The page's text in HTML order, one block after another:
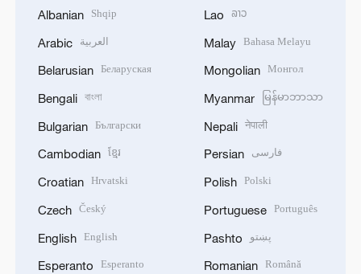
Albanian Shqip
Arabic العربية
Belarusian Беларуская
Bengali বাংলা
Bulgarian Български
Cambodian ខ្មែរ
Croatian Hrvatski
Czech Český
English English
Esperanto Esperanto
Lao ລາວ
Malay Bahasa Melayu
Mongolian Монгол
Myanmar မြန်မာဘာသာ
Nepali नेपाली
Persian فارسی
Polish Polski
Portuguese Português
Pashto پښتو
Romanian Română